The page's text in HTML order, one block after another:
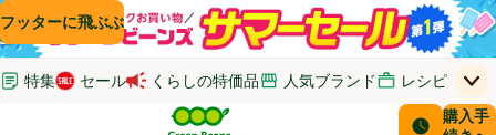
コンテンツに飛ぶ
検索に飛ぶ
フッターに飛ぶ
特集 セール くらしの特価品 人気ブランド レシピ
はじめてのお買い物ガイド
上
Green Beans
購入手
お客さ
￥0